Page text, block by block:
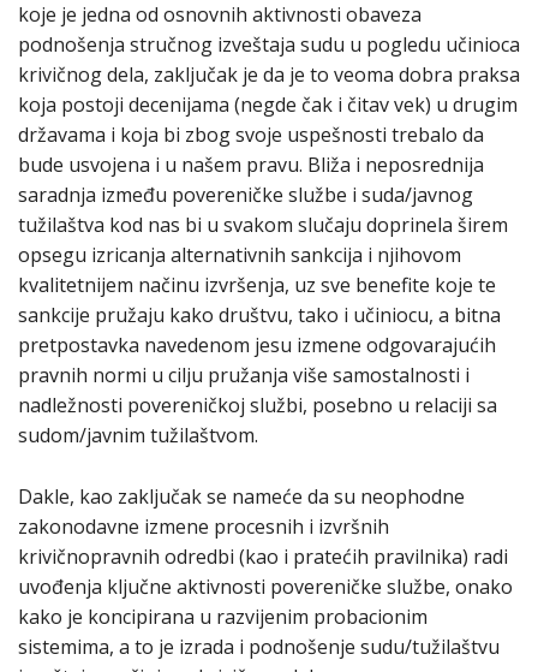
koje je jedna od osnovnih aktivnosti obaveza
podnošenja stručnog izveštaja sudu u pogledu učinioca
krivičnog dela, zaključak je da je to veoma dobra praksa
koja postoji decenijama (negde čak i čitav vek) u drugim
državama i koja bi zbog svoje uspešnosti trebalo da
bude usvojena i u našem pravu. Bliža i neposrednija
saradnja između povereničke službe i suda/javnog
tužilaštva kod nas bi u svakom slučaju doprinela širem
opsegu izricanja alternativnih sankcija i njihovom
kvalitetnijem načinu izvršenja, uz sve benefite koje te
sankcije pružaju kako društvu, tako i učiniocu, a bitna
pretpostavka navedenom jesu izmene odgovarajućih
pravnih normi u cilju pružanja više samostalnosti i
nadležnosti povereničkoj službi, posebno u relaciji sa
sudom/javnim tužilaštvom.
Dakle, kao zaključak se nameće da su neophodne
zakonodavne izmene procesnih i izvršnih
krivičnopravnih odredbi (kao i pratećih pravilnika) radi
uvođenja ključne aktivnosti povereničke službe, onako
kako je koncipirana u razvijenim probacionim
sistemima, a to je izrada i podnošenje sudu/tužilaštvu